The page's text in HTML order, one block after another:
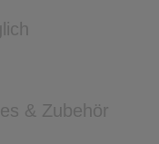
& Zubehör